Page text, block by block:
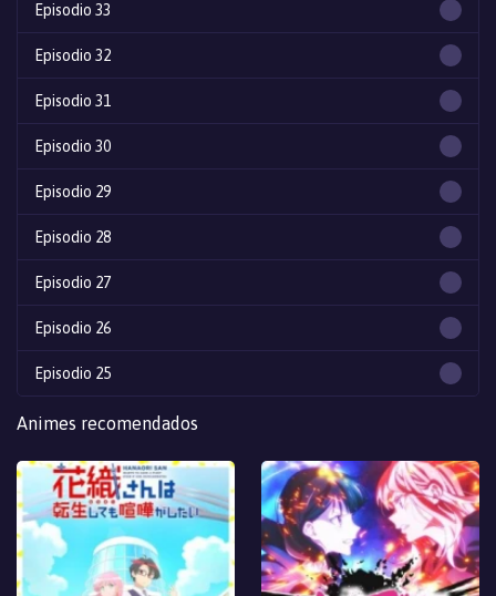
Episodio 33
Episodio 32
Episodio 31
Episodio 30
Episodio 29
Episodio 28
Episodio 27
Episodio 26
Episodio 25
Episodio 24
Episodio 23
Episodio 22
Episodio 21
Animes recomendados